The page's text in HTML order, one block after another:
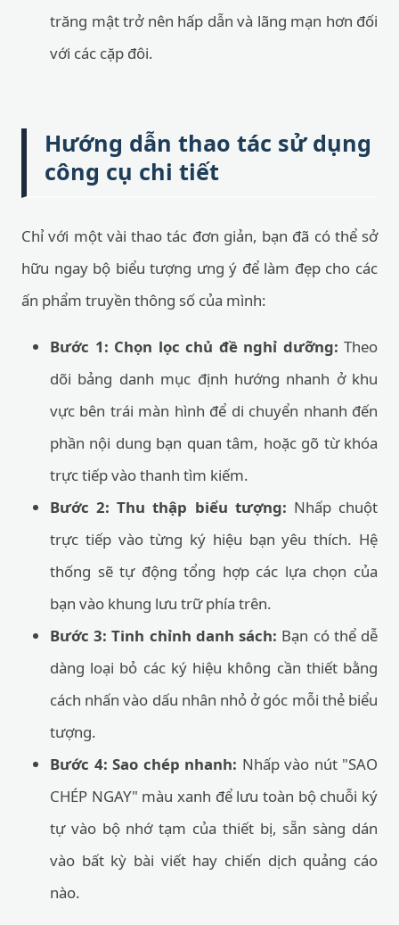
trăng mật trở nên hấp dẫn và lãng mạn hơn đối
với các cặp đôi.
Hướng dẫn thao tác sử dụng
công cụ chi tiết
Chỉ với một vài thao tác đơn giản, bạn đã có thể sở
hữu ngay bộ biểu tượng ưng ý để làm đẹp cho các
ấn phẩm truyền thông số của mình:
Bước 1: Chọn lọc chủ đề nghỉ dưỡng: Theo
dõi bảng danh mục định hướng nhanh ở khu
vực bên trái màn hình để di chuyển nhanh đến
phần nội dung bạn quan tâm, hoặc gõ từ khóa
trực tiếp vào thanh tìm kiếm.
Bước 2: Thu thập biểu tượng: Nhấp chuột
trực tiếp vào từng ký hiệu bạn yêu thích. Hệ
thống sẽ tự động tổng hợp các lựa chọn của
bạn vào khung lưu trữ phía trên.
Bước 3: Tinh chỉnh danh sách: Bạn có thể dễ
dàng loại bỏ các ký hiệu không cần thiết bằng
cách nhấn vào dấu nhân nhỏ ở góc mỗi thẻ biểu
tượng.
Bước 4: Sao chép nhanh: Nhấp vào nút "SAO
CHÉP NGAY" màu xanh để lưu toàn bộ chuỗi ký
tự vào bộ nhớ tạm của thiết bị, sẵn sàng dán
vào bất kỳ bài viết hay chiến dịch quảng cáo
nào.